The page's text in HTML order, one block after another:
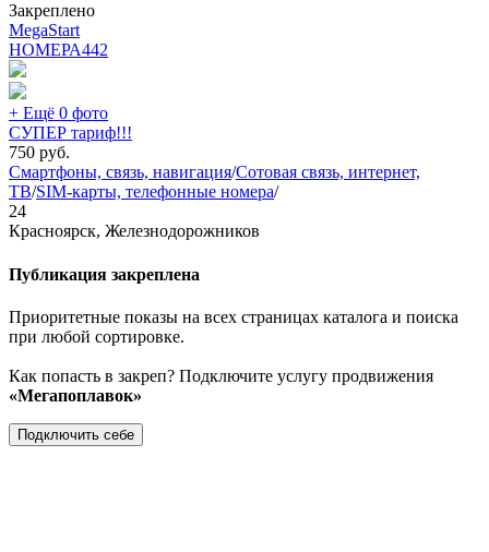
Закреплено
MegaStart
НОМЕРА442
+ Ещё 0 фото
СУПЕР тариф!!!
750 руб.
Смартфоны, связь, навигация/Сотовая связь, интернет,
ТВ/SIM-карты, телефонные номера/
24
Красноярск, Железнодорожников
Публикация закреплена
Приоритетные показы на всех страницах каталога и поиска
при любой сортировке.
Как попасть в закреп? Подключите услугу продвижения
«Мегапоплавок»
Подключить себе